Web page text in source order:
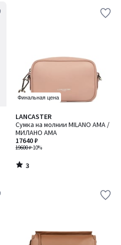
Финальная цена
LANCASTER
Сумка на молнии MILANO AMA /
МИЛАНО АМА
19600 ₽-10%
17640 ₽
3
/
5
3
/